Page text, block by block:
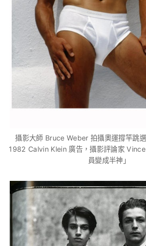
攝影大師 Bruce Weber 拍攝奧運撐竿跳
1982 Calvin Klein 廣告，攝影評論家
員變成半神」